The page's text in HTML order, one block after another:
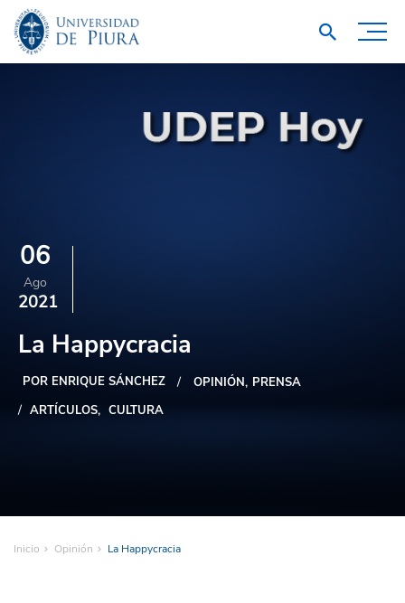
06
Ago
2021
La Happycracia
POR ENRIQUE SÁNCHEZ OPINIÓN PRENSA
ARTÍCULOS
CULTURA
Inicio Opinión La Happycracia